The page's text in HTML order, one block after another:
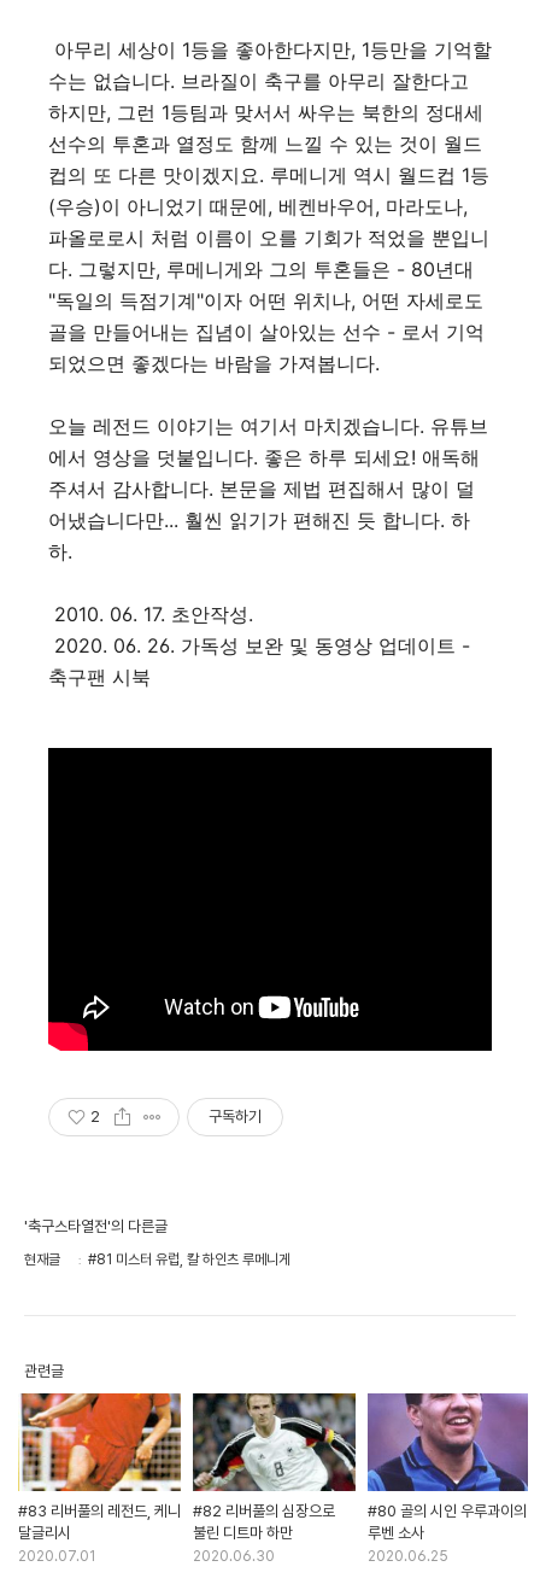
아무리 세상이 1등을 좋아한다지만, 1등만을 기억할
수는 없습니다. 브라질이 축구를 아무리 잘한다고
하지만, 그런 1등팀과 맞서서 싸우는 북한의 정대세
선수의 투혼과 열정도 함께 느낄 수 있는 것이 월드
컵의 또 다른 맛이겠지요. 루메니게 역시 월드컵 1등
(우승)이 아니었기 때문에, 베켄바우어, 마라도나,
파올로로시 처럼 이름이 오를 기회가 적었을 뿐입니
다. 그렇지만, 루메니게와 그의 투혼들은 - 80년대
"독일의 득점기계"이자 어떤 위치나, 어떤 자세로도
골을 만들어내는 집념이 살아있는 선수 - 로서 기억
되었으면 좋겠다는 바람을 가져봅니다.
오늘 레전드 이야기는 여기서 마치겠습니다. 유튜브
에서 영상을 덧붙입니다. 좋은 하루 되세요! 애독해
주셔서 감사합니다. 본문을 제법 편집해서 많이 덜
어냈습니다만... 훨씬 읽기가 편해진 듯 합니다. 하
하.
2010. 06. 17. 초안작성.
2020. 06. 26. 가독성 보완 및 동영상 업데이트 -
축구팬 시북
2 구독하기
'축구스타열전'의 다른글
현재글 #81 미스터 유럽, 칼 하인츠 루메니게
관련글
#83 리버풀의 레전드, 케니
달글리시
2020.07.01
#82 리버풀의 심장으로
불린 디트마 하만
2020.06.30
#80 골의 시인 우루과이의
루벤 소사
2020.06.25